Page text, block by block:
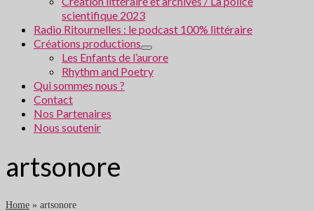
scientifique 2023
Radio Ritournelles : le podcast 100% littéraire
Créations productions
Les Enfants de l’aurore
Rhythm and Poetry
Qui sommes nous ?
Contact
Nos Partenaires
Nous soutenir
artsonore
Home » artsonore